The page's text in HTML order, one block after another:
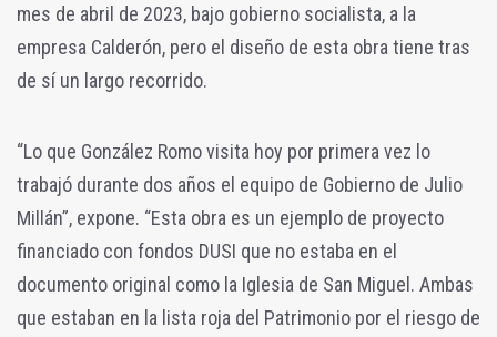
mes de abril de 2023, bajo gobierno socialista, a la
empresa Calderón, pero el diseño de esta obra tiene tras
de sí un largo recorrido.
“Lo que González Romo visita hoy por primera vez lo
trabajó durante dos años el equipo de Gobierno de Julio
Millán”, expone. “Esta obra es un ejemplo de proyecto
financiado con fondos DUSI que no estaba en el
documento original como la Iglesia de San Miguel. Ambas
que estaban en la lista roja del Patrimonio por el riesgo de